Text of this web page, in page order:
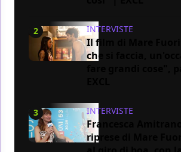
2 INTERVISTE
Il film di Mare
che si faccia,
3 INTERVISTE
Francesca Amitrano
riprese di Mare